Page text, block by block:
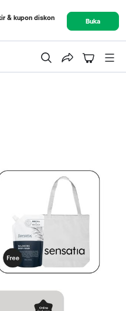
& kupon diskon
Buka